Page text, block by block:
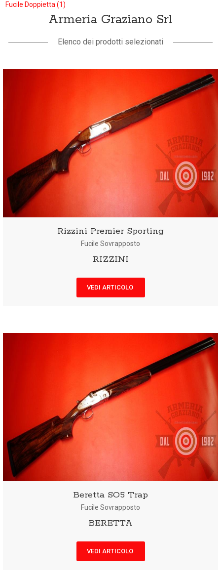
Fucile Doppietta (1)
Armeria Graziano Srl
Elenco dei prodotti selezionati
Rizzini Premier Sporting
Fucile Sovrapposto
RIZZINI
VEDI ARTICOLO
Beretta SO5 Trap
Fucile Sovrapposto
BERETTA
VEDI ARTICOLO